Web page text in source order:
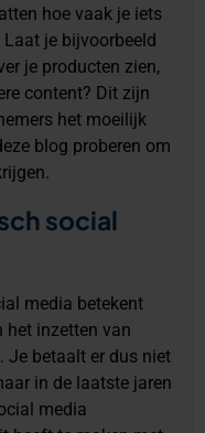
hoe vaak je iets
je bijvoorbeeld
je producten zien,
content? Dit zijn
het moeilijk
blog proberen om
social
media betekent
het inzetten van
Je betaalt er dus niet
in de laatste jaren
media